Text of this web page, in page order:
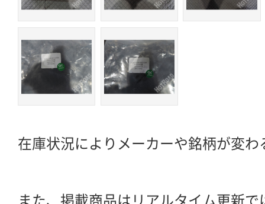
在庫状況によりメーカーや銘柄が変
また、掲載商品はリアルタイム更新